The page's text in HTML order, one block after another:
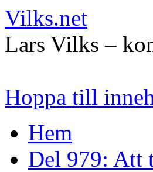
Vilks.net
Lars Vilks –
Hoppa till
Hem
Del 979: Att